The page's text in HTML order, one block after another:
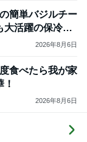
簡単バジルチー
大活躍の保冷ボ
2026年8月6日
食べたら我が家
2026年8月6日